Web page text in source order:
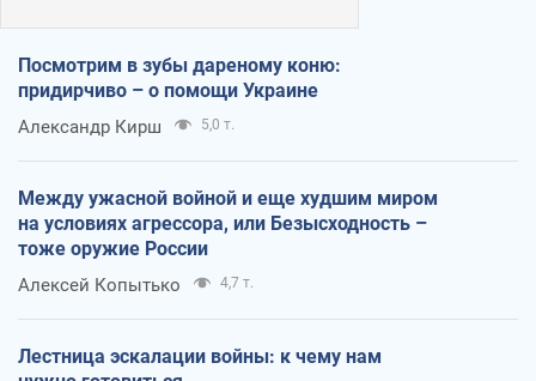
Посмотрим в зубы дареному коню:
придирчиво – о помощи Украине
Александр Кирш 5,0 т.
Между ужасной войной и еще худшим миром
на условиях агрессора, или Безысходность –
тоже оружие России
Алексей Копытько 4,7 т.
Лестница эскалации войны: к чему нам